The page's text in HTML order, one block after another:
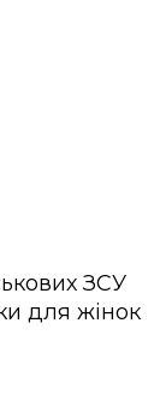
ЗСУ
для жінок